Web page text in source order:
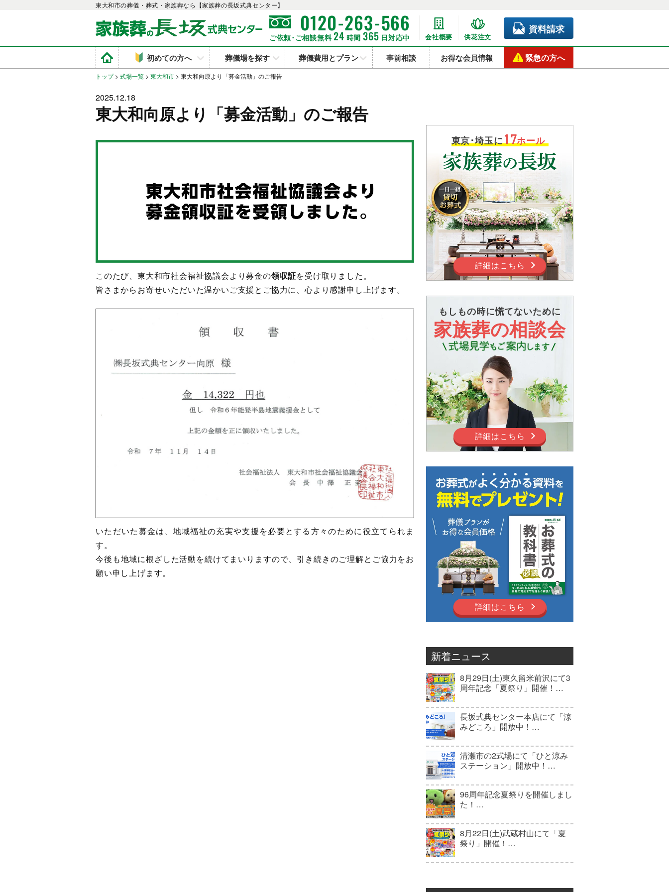
東大和市の葬儀・葬式・家族葬なら【家族葬の長坂式典センター】
0120-263-566
ご依頼･ご相談無料 24 時間 365 日対応中 会社概要 供花注文
資料請求
初めての方へ 葬儀場を探す 葬儀費用とプラン 事前相談 お得な会員情報 緊急の方へ
トップ > 式場一覧 > 東大和市 > 東大和向原より「募金活動」のご報告
2025.12.18
東大和向原より「募金活動」のご報告
このたび、東大和市社会福祉協議会より募金の領収証を受け取りました。
皆さまからお寄せいただいた温かいご支援とご協力に、心より感謝申し上げます。
いただいた募金は、地域福祉の充実や支援を必要とする方々のために役立てられま
す。
今後も地域に根ざした活動を続けてまいりますので、引き続きのご理解とご協力をお
願い申し上げます。
東京･埼玉に17ホール
詳細はこちら
もしもの時に慌てないために
家族葬の相談会
詳細はこちら
詳細はこちら
新着ニュース
8月29日(土)東久留米前沢にて3
周年記念「夏祭り」開催！…
長坂式典センター本店にて「涼
みどころ」開放中！…
清瀬市の2式場にて「ひと涼み
ステーション」開放中！…
96周年記念夏祭りを開催しまし
た！…
8月22日(土)武蔵村山にて「夏
祭り」開催！…